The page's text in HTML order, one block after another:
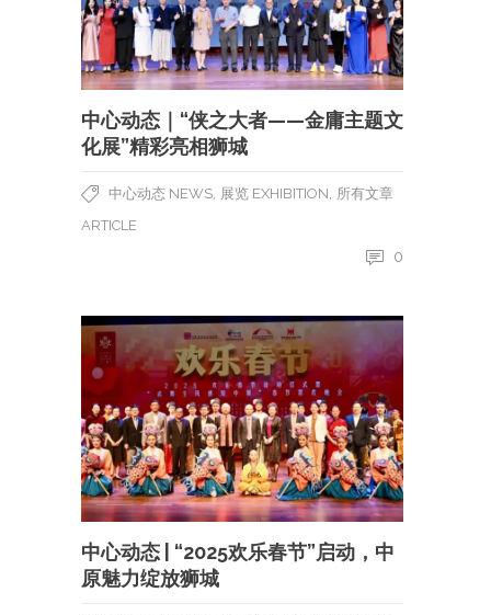
中心动态｜“侠之大者——金庸主题文
化展”精彩亮相狮城
中心动态 NEWS, 展览 EXHIBITION, 所有文章
ARTICLE
0
中心动态 | “2025欢乐春节”启动，中
原魅力绽放狮城